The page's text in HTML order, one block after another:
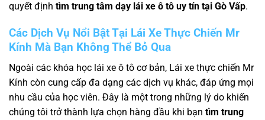
quyết định tìm trung tâm dạy lái xe ô tô uy tín tại Gò Vấp.
Các Dịch Vụ Nổi Bật Tại Lái Xe Thực Chiến Mr
Kính Mà Bạn Không Thể Bỏ Qua
Ngoài các khóa học lái xe ô tô cơ bản, Lái xe thực chiến Mr
Kính còn cung cấp đa dạng các dịch vụ khác, đáp ứng mọi
nhu cầu của học viên. Đây là một trong những lý do khiến
chúng tôi trở thành lựa chọn hàng đầu khi bạn tìm trung